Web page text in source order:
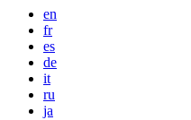
en
fr
es
de
it
ru
ja